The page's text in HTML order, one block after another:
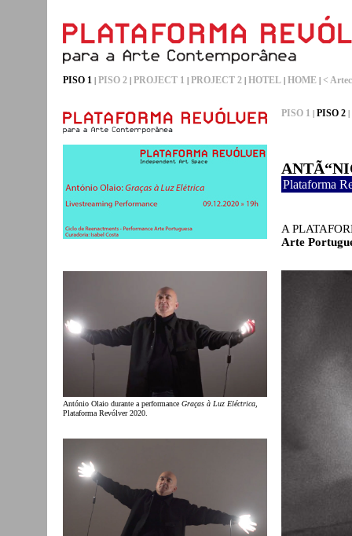
PISO 1 | PISO 2 | PROJECT 1 | PROJECT 2 | HOTEL | HOME | <
António Olaio durante a performance Graças à Luz Eléctrica,
Plataforma Revólver 2020.
PISO 1 | PISO 2 |
Plataforma
A
Arte